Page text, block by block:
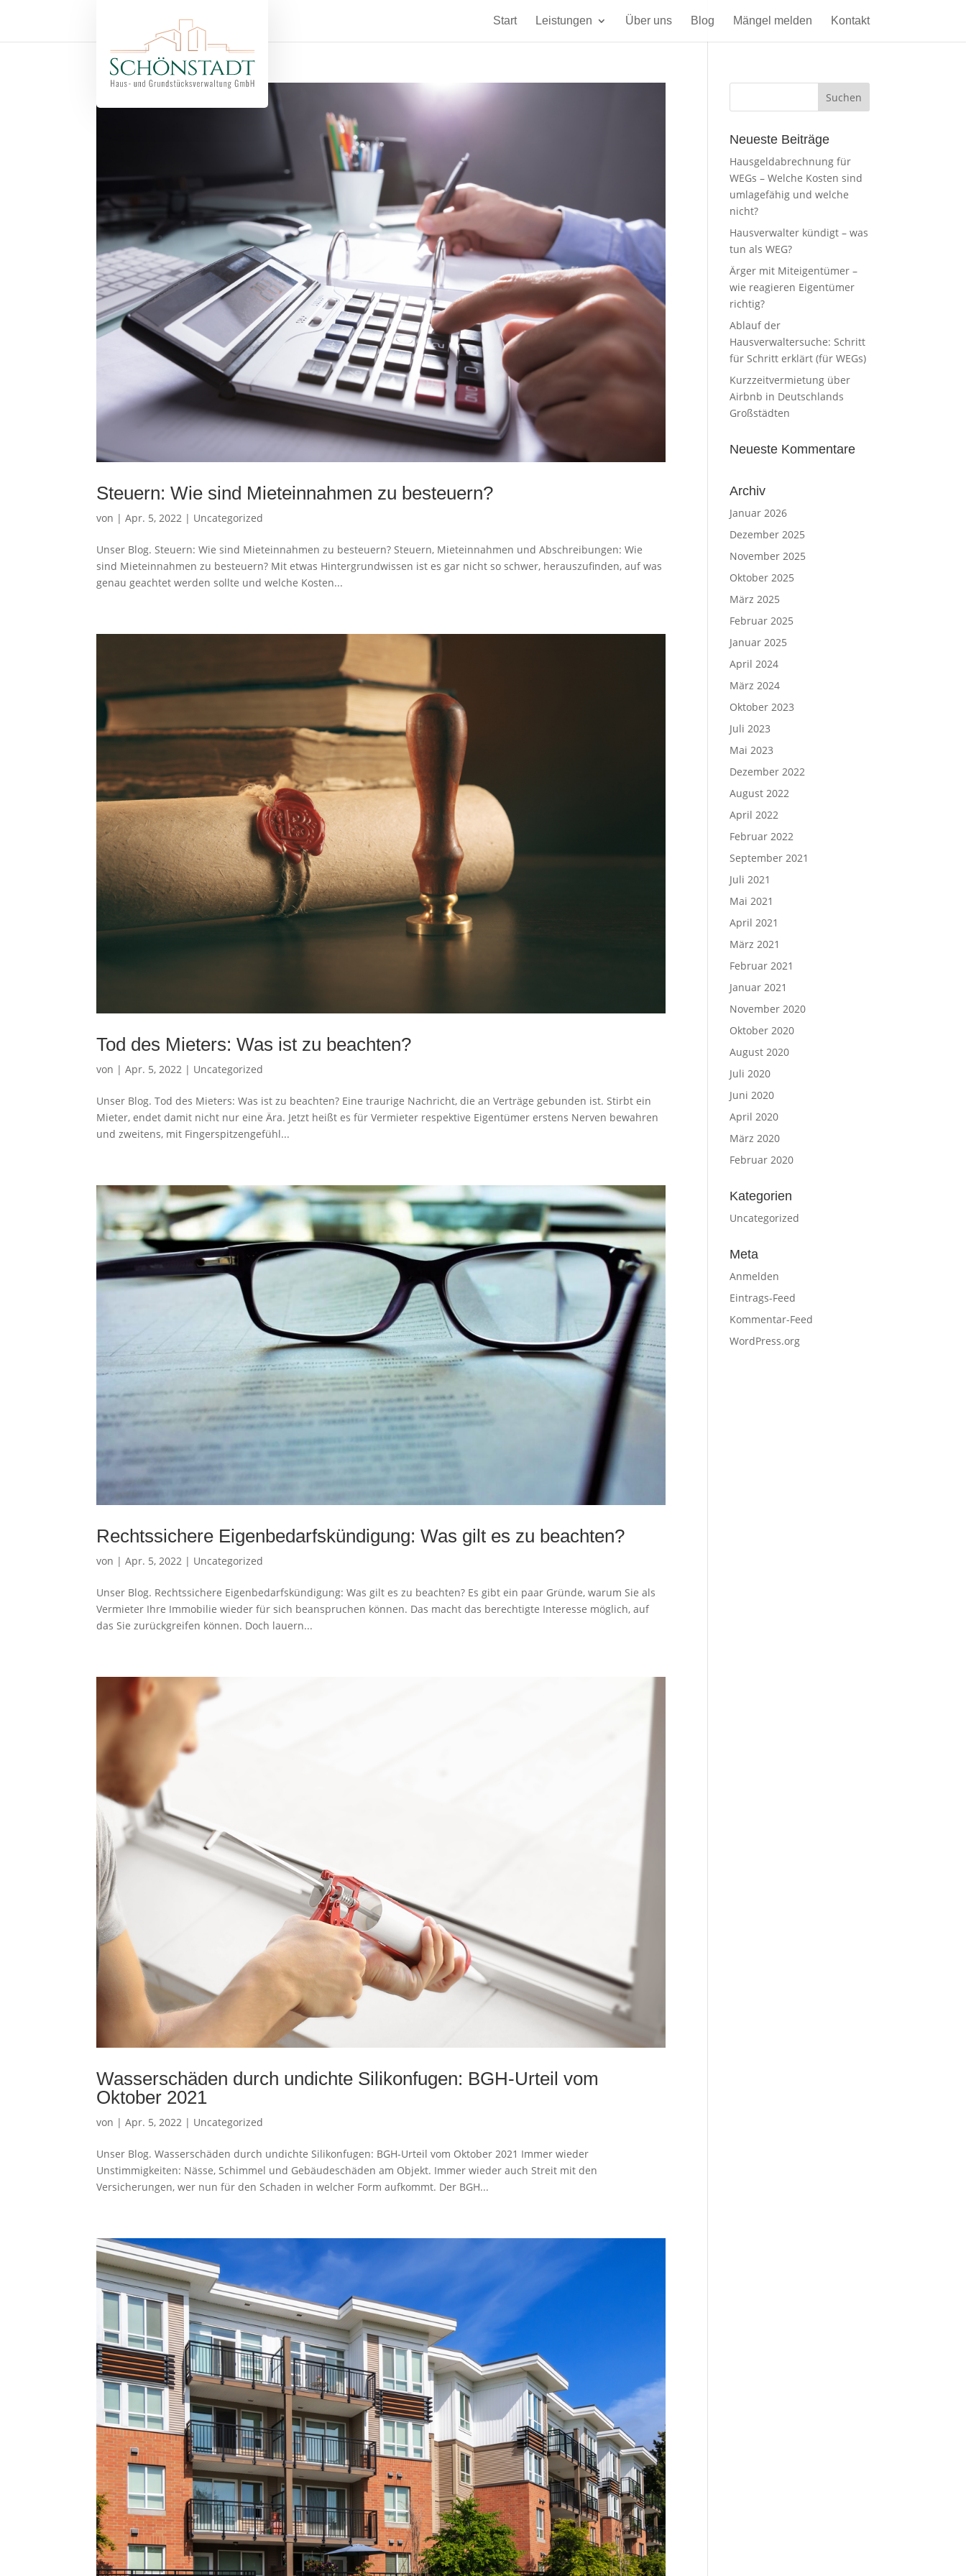
Start Leistungen Über uns Blog Mängel melden Kontakt
Steuern: Wie sind Mieteinnahmen zu besteuern?
von |Apr. 5, 2022 | Uncategorized
Unser Blog. Steuern: Wie sind Mieteinnahmen zu besteuern? Steuern, Mieteinnahmen und Abschreibungen: Wie
sind Mieteinnahmen zu besteuern? Mit etwas Hintergrundwissen ist es gar nicht so schwer, herauszufinden, auf was
genau geachtet werden sollte und welche Kosten...
Tod des Mieters: Was ist zu beachten?
von |Apr. 5, 2022 | Uncategorized
Unser Blog. Tod des Mieters: Was ist zu beachten? Eine traurige Nachricht, die an Verträge gebunden ist. Stirbt ein
Mieter, endet damit nicht nur eine Ära. Jetzt heißt es für Vermieter respektive Eigentümer erstens Nerven bewahren
und zweitens, mit Fingerspitzengefühl...
Rechtssichere Eigenbedarfskündigung: Was gilt es zu beachten?
von |Apr. 5, 2022 | Uncategorized
Unser Blog. Rechtssichere Eigenbedarfskündigung: Was gilt es zu beachten? Es gibt ein paar Gründe, warum Sie als
Vermieter Ihre Immobilie wieder für sich beanspruchen können. Das macht das berechtigte Interesse möglich, auf
das Sie zurückgreifen können. Doch lauern...
Wasserschäden durch undichte Silikonfugen: BGH-Urteil vom
Oktober 2021
von |Apr. 5, 2022 | Uncategorized
Unser Blog. Wasserschäden durch undichte Silikonfugen: BGH-Urteil vom Oktober 2021 Immer wieder
Unstimmigkeiten: Nässe, Schimmel und Gebäudeschäden am Objekt. Immer wieder auch Streit mit den
Versicherungen, wer nun für den Schaden in welcher Form aufkommt. Der BGH...
Neueste Beiträge
Hausgeldabrechnung für
WEGs – Welche Kosten sind
umlagefähig und welche
nicht?
Hausverwalter kündigt – was
tun als WEG?
Ärger mit Miteigentümer –
wie reagieren Eigentümer
richtig?
Ablauf der
Hausverwaltersuche: Schritt
für Schritt erklärt (für WEGs)
Kurzzeitvermietung über
Airbnb in Deutschlands
Großstädten
Neueste Kommentare
Archiv
Januar 2026
Dezember 2025
November 2025
Oktober 2025
März 2025
Februar 2025
Januar 2025
April 2024
März 2024
Oktober 2023
Juli 2023
Mai 2023
Dezember 2022
August 2022
April 2022
Februar 2022
September 2021
Juli 2021
Mai 2021
April 2021
März 2021
Februar 2021
Januar 2021
November 2020
Oktober 2020
August 2020
Juli 2020
Juni 2020
April 2020
März 2020
Februar 2020
Kategorien
Uncategorized
Meta
Anmelden
Eintrags-Feed
Kommentar-Feed
WordPress.org